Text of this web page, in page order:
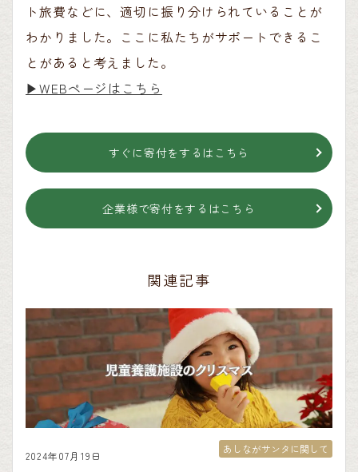
ト旅費などに、適切に振り分けられていることが
わかりました。ここに私たちがサポートできるこ
とがあると考えました。
▶︎WEBページはこちら
すぐに寄付をするはこちら
企業様で寄付をするはこちら
関連記事
2024年07月19日
あしながサンタに関して